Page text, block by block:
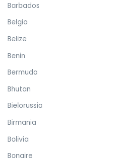
Barbados
Belgio
Belize
Benin
Bermuda
Bhutan
Bielorussia
Birmania
Bolivia
Bonaire